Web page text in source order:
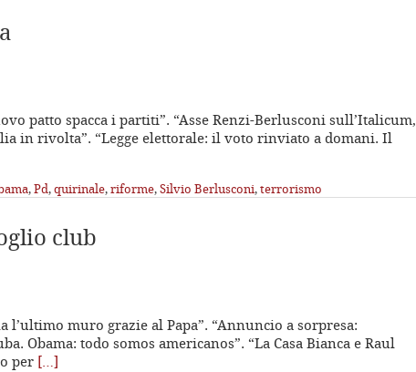
patto spacca i partiti”. “Asse Renzi-Berlusconi sull’Italicum,
in rivolta”. “Legge elettorale: il voto rinviato a domani. Il
,Pd,quirinale,riforme,Silvio Berlusconi,terrorismo
club
l’ultimo muro grazie al Papa”. “Annuncio a sorpresa:
Obama: todo somos americanos”. “La Casa Bianca e Raul
per […]